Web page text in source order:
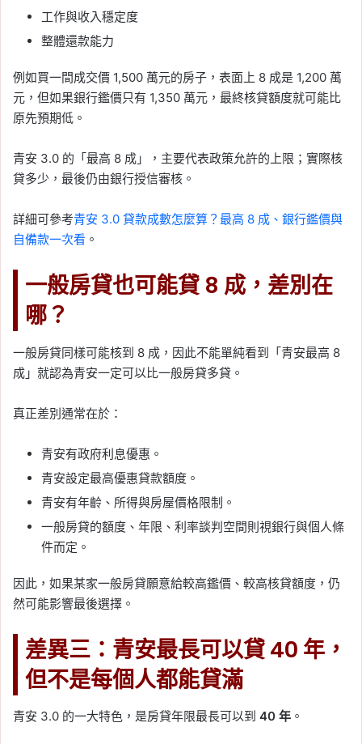
工作與收入穩定度
整體還款能力
例如買一間成交價 1,500 萬元的房子，表面上 8 成是 1,200 萬
元，但如果銀行鑑價只有 1,350 萬元，最終核貸額度就可能比
原先預期低。
青安 3.0 的「最高 8 成」，主要代表政策允許的上限；實際核
貸多少，最後仍由銀行授信審核。
詳細可參考青安 3.0 貸款成數怎麼算？最高 8 成、銀行鑑價與
自備款一次看 。
一般房貸也可能貸 8 成，差別在
哪？
一般房貸同樣可能核到 8 成，因此不能單純看到「青安最高 8
成」就認為青安一定可以比一般房貸多貸。
真正差別通常在於：
青安有政府利息優惠。
青安設定最高優惠貸款額度。
青安有年齡、所得與房屋價格限制。
一般房貸的額度、年限、利率談判空間則視銀行與個人條
件而定。
因此，如果某家一般房貸願意給較高鑑價、較高核貸額度，仍
然可能影響最後選擇。
差異三：青安最長可以貸 40 年，
但不是每個人都能貸滿
青安 3.0 的一大特色，是房貸年限最長可以到 40 年 。